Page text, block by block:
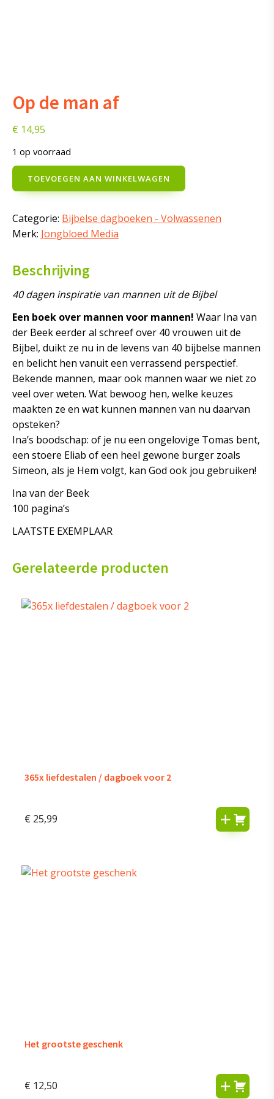
Op de man af
€ 14,95
1 op voorraad
Op
de
af
aantal
TOEVOEGEN AAN WINKELWAGEN
Categorie: Bijbelse dagboeken - Volwassenen
Merk: Jongbloed Media
Beschrijving
40 dagen inspiratie van mannen uit de Bijbel
Een boek over mannen voor mannen! Waar Ina van
der Beek eerder al schreef over 40 vrouwen uit de
Bijbel, duikt ze nu in de levens van 40 bijbelse mannen
en belicht hen vanuit een verrassend perspectief.
Bekende mannen, maar ook mannen waar we niet zo
veel over weten. Wat bewoog hen, welke keuzes
maakten ze en wat kunnen mannen van nu daarvan
opsteken?
Ina’s boodschap: of je nu een ongelovige Tomas bent,
een stoere Eliab of een heel gewone burger zoals
Simeon, als je Hem volgt, kan God ook jou gebruiken!
Ina van der Beek
100 pagina’s
LAATSTE EXEMPLAAR
Gerelateerde producten
365x liefdestalen / dagboek voor 2
€ 25,99
Het grootste geschenk
€ 12,50